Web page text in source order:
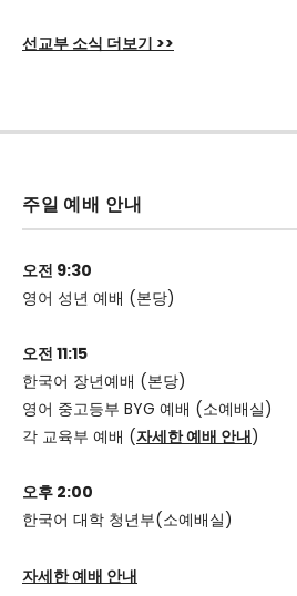
선교부 소식 더보기 >>
주일 예배 안내
오전 9:30
영어 성년 예배 (본당)
오전 11:15
한국어 장년예배 (본당)
영어 중고등부 BYG 예배 (소예배실)
각 교육부 예배 (자세한 예배 안내)
오후 2:00
한국어 대학 청년부(소예배실)
자세한 예배 안내